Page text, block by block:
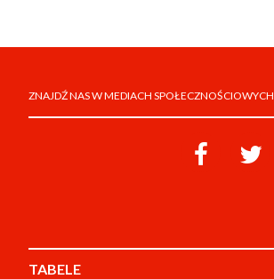
ZNAJDŹ NAS W MEDIACH SPOŁECZNOŚCIOWYCH
TABELE